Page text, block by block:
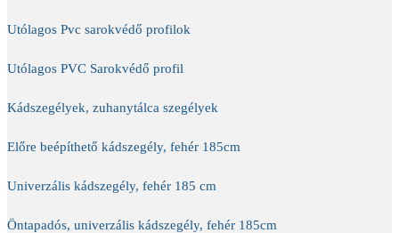
Utólagos Pvc sarokvédő profilok
Utólagos PVC Sarokvédő profil
Kádszegélyek, zuhanytálca szegélyek
Előre beépíthető kádszegély, fehér 185cm
Univerzális kádszegély, fehér 185 cm
Öntapadós, univerzális kádszegély, fehér 185cm